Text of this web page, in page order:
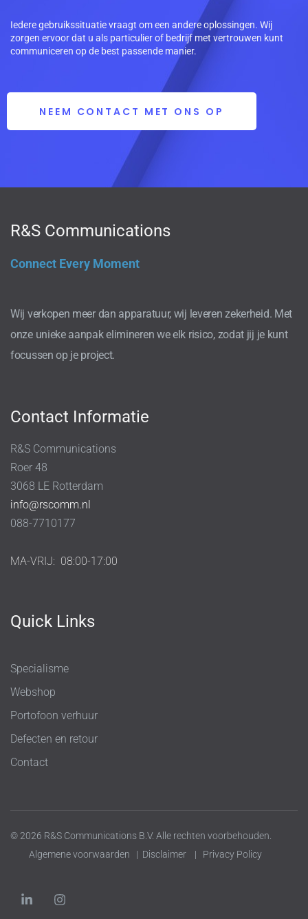
Iedere gebruikssituatie vraagt om een andere oplossingen. Wij
zorgen ervoor dat u als particulier of bedrijf met vertrouwen kunt
communiceren op de best passende manier.
NEEM CONTACT MET ONS OP
R&S Communications
Connect Every Moment
Wij verkopen meer dan apparatuur, wij leveren zekerheid. Met
onze unieke aanpak elimineren we elk risico, zodat jij je kunt
focussen op je project.
Contact Informatie
R&S Communications
Roer 48
3068 LE Rotterdam
info@rscomm.nl
088-7710177
MA-VRIJ: 08:00-17:00
Quick Links
Specialisme
Webshop
Portofoon verhuur
Defecten en retour
Contact
© 2026 R&S Communications B.V. Alle rechten voorbehouden.
Algemene voorwaarden | Disclaimer | Privacy Policy
i
I
n